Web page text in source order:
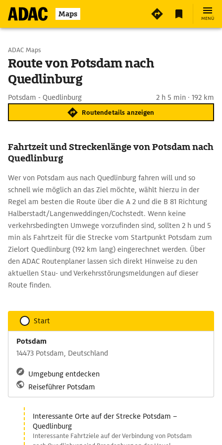
Maps MENÜ
Start wählen
Ziel eingeben
ADAC Maps
Route von Potsdam nach
Quedlinburg
Potsdam - Quedlinburg 2 h 5 min · 192 km
Routendetails anzeigen
Fahrtzeit und Streckenlänge von Potsdam nach
Quedlinburg
Wer von Potsdam aus nach Quedlinburg fahren will und so
schnell wie möglich an das Ziel möchte, wählt hierzu in der
Regel am besten die Route über die A 2 und die B 81 Richtung
Halberstadt/Langenweddingen/Cochstedt. Wenn keine
verkehrsbedingten Umwege vorzufinden sind, sollten 2 h und 5
min als Fahrtzeit für die Strecke vom Startpunkt Potsdam zum
Zielort Quedlinburg (192 km lang) eingerechnet werden. Über
den ADAC Routenplaner lassen sich direkt Hinweise zu den
aktuellen Stau- und Verkehrsstörungsmeldungen auf dieser
Route finden.
Start
Potsdam
14473 Potsdam, Deutschland
Umgebung entdecken
Reiseführer Potsdam
Interessante Orte auf der Strecke Potsdam –
Quedlinburg
Interessante Fahrtziele auf der Verbindung von Potsdam